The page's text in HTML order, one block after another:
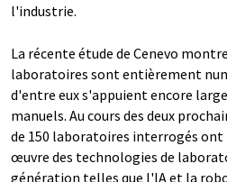
l'industrie.
La récente étude de Cenevo
laboratoires sont entièrement
d'entre eux s'appuient encore
manuels. Au cours des deux
de 150 laboratoires interrogés
œuvre des technologies de
génération telles que l'IA et la